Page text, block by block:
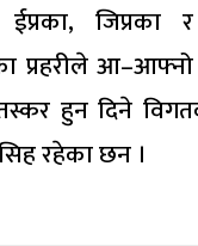
जिप्रका
प्रहरीले आ–आफ्नो
हुन दिने
रहेका छन ।